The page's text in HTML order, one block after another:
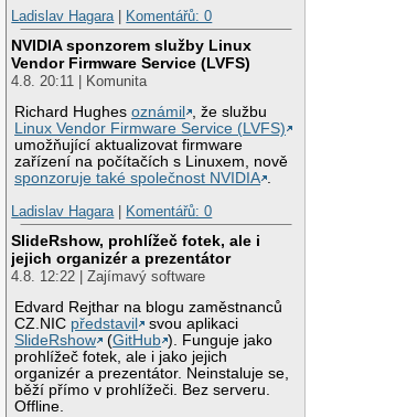
Ladislav Hagara| Komentářů: 0
NVIDIA sponzorem služby Linux
Vendor Firmware Service (LVFS)
4.8. 20:11 | Komunita
Richard Hughesoznámil
, že službu
Linux Vendor Firmware Service (LVFS)
umožňující aktualizovat firmware
zařízení na počítačích s Linuxem, nově
sponzoruje také společnost NVIDIA .
Ladislav Hagara| Komentářů: 0
SlideRshow, prohlížeč fotek, ale i
jejich organizér a prezentátor
4.8. 12:22 | Zajímavý software
Edvard Rejthar na blogu zaměstnanců
CZ.NIC představil
svou aplikaci
SlideRshow
(GitHub ). Funguje jako
prohlížeč fotek, ale i jako jejich
organizér a prezentátor. Neinstaluje se,
běží přímo v prohlížeči. Bez serveru.
Offline.